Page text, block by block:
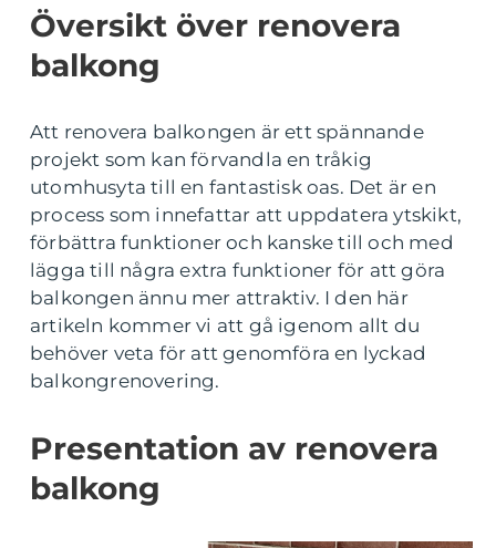
Översikt över renovera
balkong
Att renovera balkongen är ett spännande
projekt som kan förvandla en tråkig
utomhusyta till en fantastisk oas. Det är en
process som innefattar att uppdatera ytskikt,
förbättra funktioner och kanske till och med
lägga till några extra funktioner för att göra
balkongen ännu mer attraktiv. I den här
artikeln kommer vi att gå igenom allt du
behöver veta för att genomföra en lyckad
balkongrenovering.
Presentation av renovera
balkong